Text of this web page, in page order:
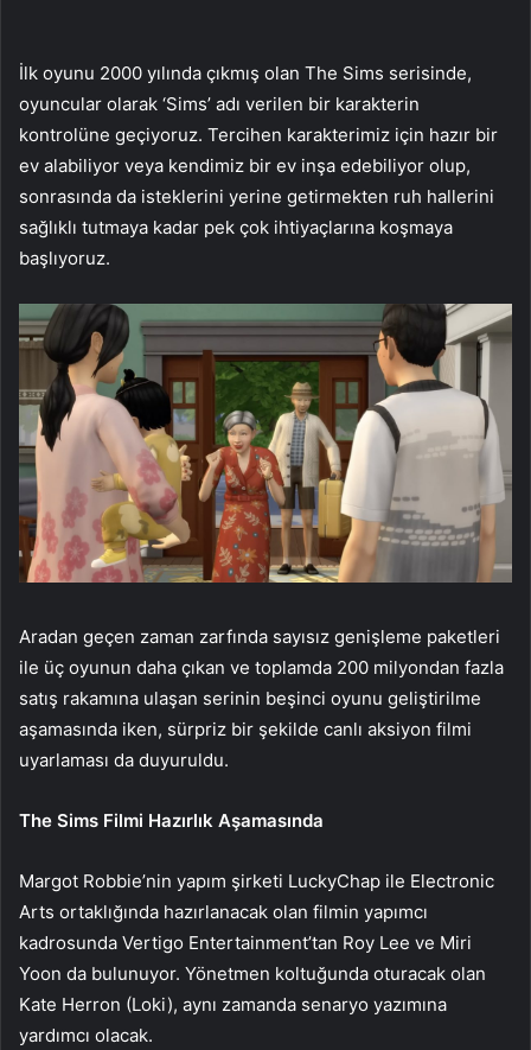
İlk oyunu 2000 yılında çıkmış olan The Sims serisinde,
oyuncular olarak ‘Sims’ adı verilen bir karakterin
kontrolüne geçiyoruz. Tercihen karakterimiz için hazır bir
ev alabiliyor veya kendimiz bir ev inşa edebiliyor olup,
sonrasında da isteklerini yerine getirmekten ruh hallerini
sağlıklı tutmaya kadar pek çok ihtiyaçlarına koşmaya
başlıyoruz.
Aradan geçen zaman zarfında sayısız genişleme paketleri
ile üç oyunun daha çıkan ve toplamda 200 milyondan fazla
satış rakamına ulaşan serinin beşinci oyunu geliştirilme
aşamasında iken, sürpriz bir şekilde canlı aksiyon filmi
uyarlaması da duyuruldu.
The Sims Filmi Hazırlık Aşamasında
Margot Robbie’nin yapım şirketi LuckyChap ile Electronic
Arts ortaklığında hazırlanacak olan filmin yapımcı
kadrosunda Vertigo Entertainment’tan Roy Lee ve Miri
Yoon da bulunuyor. Yönetmen koltuğunda oturacak olan
Kate Herron (Loki), aynı zamanda senaryo yazımına
yardımcı olacak.